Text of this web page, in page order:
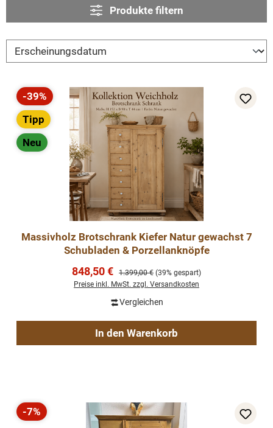
Produkte filtern
Rabatt
-39%
Tipp
Neu
Massivholz Brotschrank Kiefer Natur gewachst 7
Schubladen & Porzellanknöpfe
Verkaufspreis:
848,50 € Regulärer Preis:
1.399,00 € (39% gespart)
Preise inkl. MwSt. zzgl. Versandkosten
Vergleichen
In den Warenkorb
Rabatt
-7%